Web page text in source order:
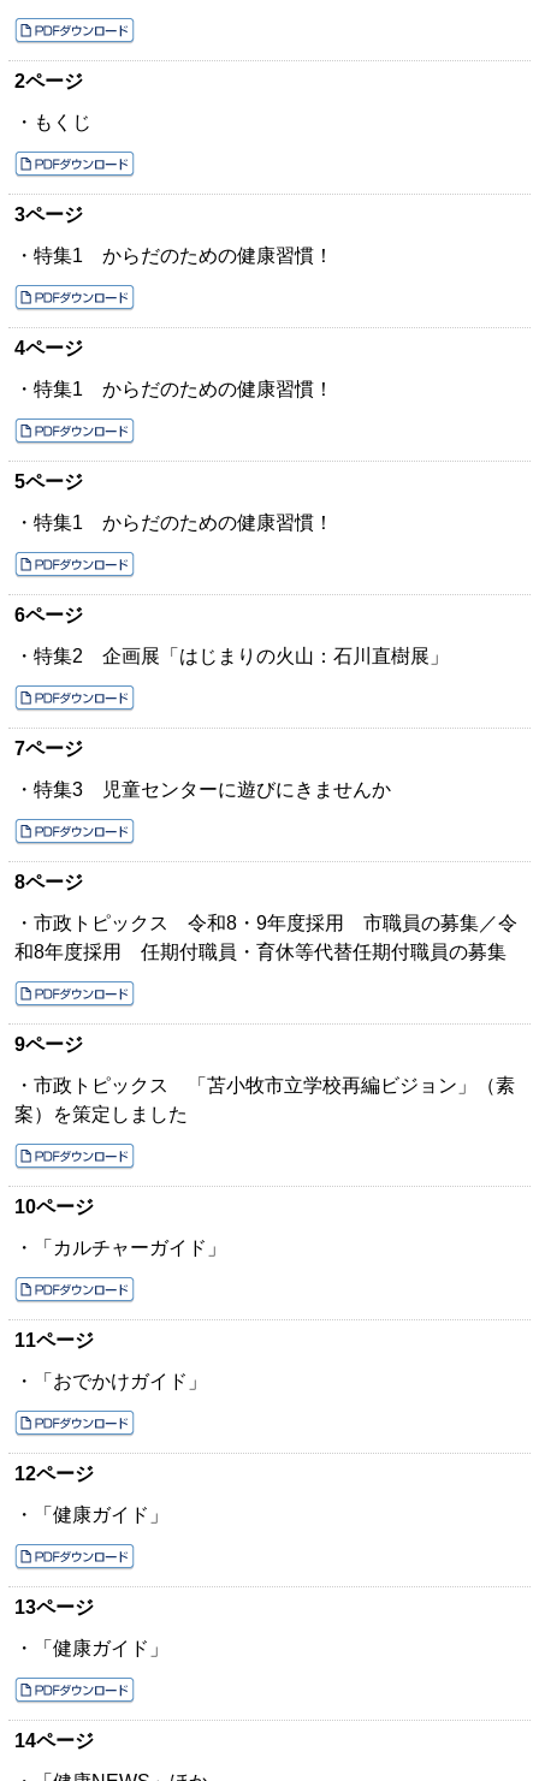
2ページ
・もくじ
3ページ
・特集1 からだのための健康習慣！
4ページ
・特集1 からだのための健康習慣！
5ページ
・特集1 からだのための健康習慣！
6ページ
・特集2 企画展「はじまりの火山：石川直樹展」
7ページ
・特集3 児童センターに遊びにきませんか
8ページ
・市政トピックス 令和8・9年度採用 市職員の募集／令
和8年度採用 任期付職員・育休等代替任期付職員の募集
9ページ
・市政トピックス 「苫小牧市立学校再編ビジョン」（素
案）を策定しました
10ページ
・「カルチャーガイド」
11ページ
・「おでかけガイド」
12ページ
・「健康ガイド」
13ページ
・「健康ガイド」
14ページ